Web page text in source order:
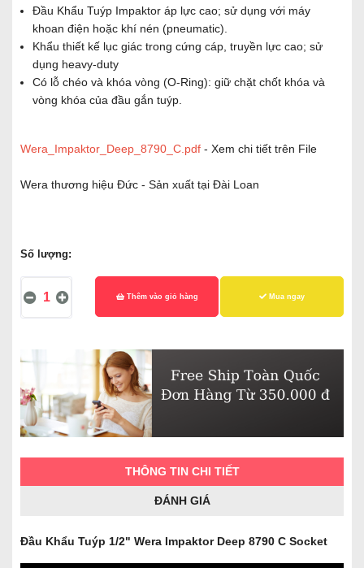
Đầu Khẩu Tuýp Impaktor áp lực cao; sử dụng với máy
khoan điện hoặc khí nén (pneumatic).
Khẩu thiết kế lục giác trong cứng cáp, truyền lực cao; sử
dụng heavy-duty
Có lỗ chéo và khóa vòng (O-Ring): giữ chặt chốt khóa và
vòng khóa của đầu gắn tuýp.
Wera_Impaktor_Deep_8790_C.pdf - Xem chi tiết trên File
Wera thương hiệu Đức - Sản xuất tại Đài Loan
Số lượng:
Thêm vào giỏ hàng Mua ngay
THÔNG TIN CHI TIẾT
ĐÁNH GIÁ
Đầu Khẩu Tuýp 1/2" Wera Impaktor Deep 8790 C Socket